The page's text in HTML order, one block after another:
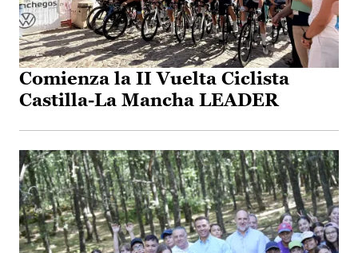
Comienza la II Vuelta Ciclista
Castilla-La Mancha LEADER